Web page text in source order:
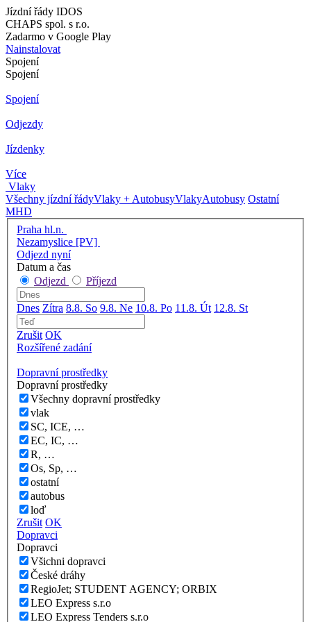
Jízdní řády IDOS
CHAPS spol. s r.o.
Zadarmo v Google Play
Nainstalovat
Spojení
Spojení
Spojení
Odjezdy
Jízdenky
Více
Vlaky
Všechny jízdní řádyVlaky + AutobusyVlakyAutobusy Ostatní
MHD
Praha hl.n.
Nezamyslice [PV]
Odjezd nyní
Datum a čas
Odjezd
Příjezd
Dnes Zítra 8.8. So 9.8. Ne 10.8. Po 11.8. Út 12.8. St
Zrušit OK
Rozšířené zadání
Dopravní prostředky
Dopravní prostředky
Všechny dopravní prostředky
vlak
SC, ICE, …
EC, IC, …
R, …
Os, Sp, …
ostatní
autobus
loď
Zrušit OK
Dopravci
Dopravci
Všichni dopravci
České dráhy
RegioJet; STUDENT AGENCY; ORBIX
LEO Express s.r.o
LEO Express Tenders s.r.o